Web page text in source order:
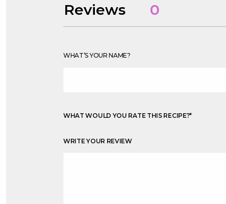
Reviews 0
WHAT’S YOUR NAME?
WHAT WOULD YOU RATE THIS RECIPE?*
WRITE YOUR REVIEW